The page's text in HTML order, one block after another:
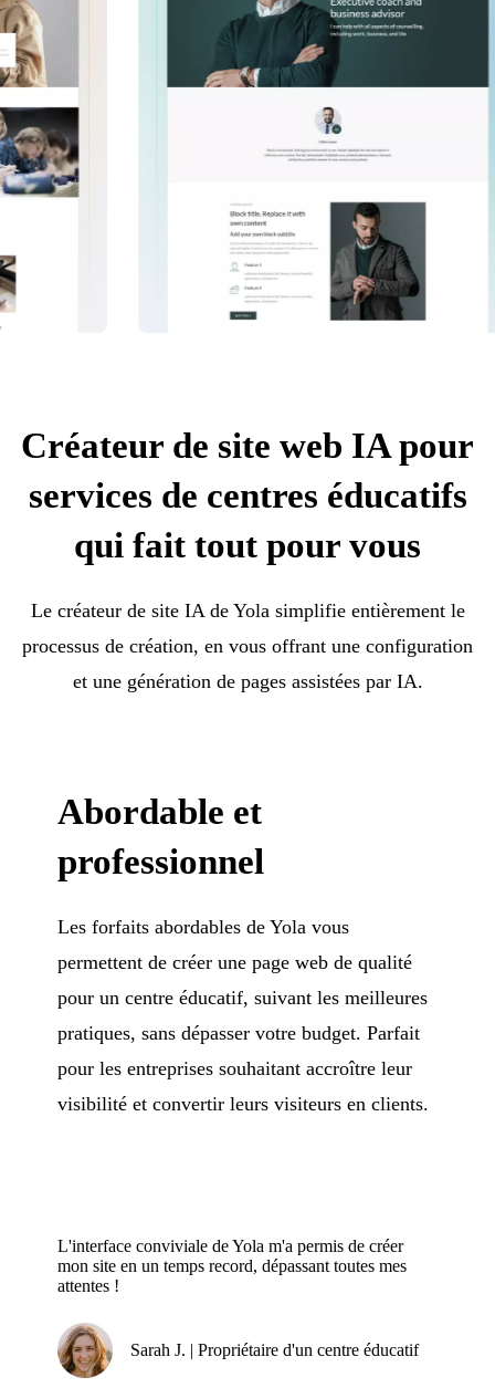
Créateur de site web IA pour
services de centres éducatifs
qui fait tout pour vous
Le créateur de site IA de Yola simplifie entièrement le
processus de création, en vous offrant une configuration
et une génération de pages assistées par IA.
Abordable et
professionnel
Les forfaits abordables de Yola vous
permettent de créer une page web de qualité
pour un centre éducatif, suivant les meilleures
pratiques, sans dépasser votre budget. Parfait
pour les entreprises souhaitant accroître leur
visibilité et convertir leurs visiteurs en clients.
L'interface conviviale de Yola m'a permis de créer
mon site en un temps record, dépassant toutes mes
attentes !
Sarah J. | Propriétaire d'un centre éducatif